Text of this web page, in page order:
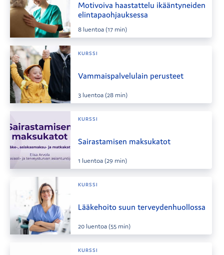
Motivoiva haastattelu ikääntyneiden
elintapaohjauksessa
8 luentoa(17 min)
KURSSI
Vammaispalvelulain perusteet
3 luentoa(28 min)
KURSSI
Sairastamisen maksukatot
1 luentoa(29 min)
KURSSI
Lääkehoito suun terveydenhuollossa
20 luentoa(55 min)
KURSSI